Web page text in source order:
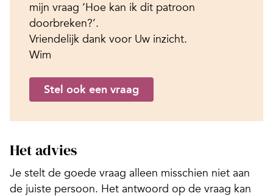
mijn vraag ‘Hoe kan ik dit patroon
doorbreken?’.
Vriendelijk dank voor Uw inzicht.
Wim
Stel ook een vraag
Het advies
Je stelt de goede vraag alleen misschien niet aan
de juiste persoon. Het antwoord op de vraag kan